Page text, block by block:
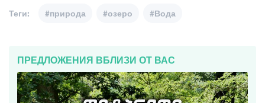
Теги: #природа #озеро #Вода
ПРЕДЛОЖЕНИЯ ВБЛИЗИ ОТ ВАС